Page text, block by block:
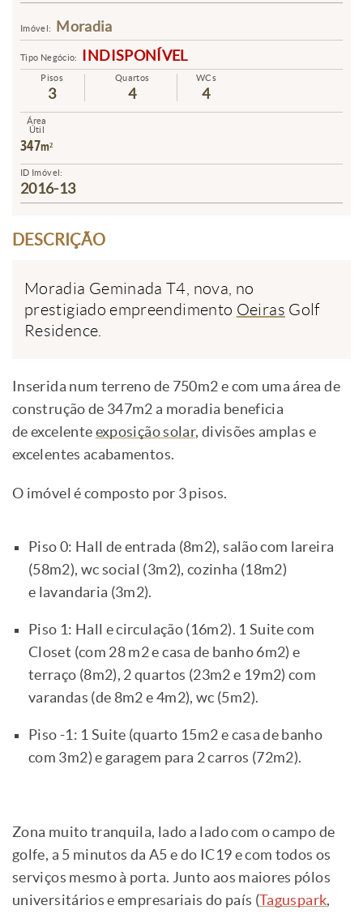
Imóvel: Moradia
Tipo Negócio: INDISPONÍVEL
Pisos
3
Quartos
4
WCs
4
Área
Útil
347m²
ID Imóvel:
2016-13
DESCRIÇÃO
Moradia Geminada T4, nova, no
prestigiado empreendimento Oeiras Golf
Residence.
Inserida num terreno de 750m2 e com uma área de
construção de 347m2 a moradia beneficia
de excelente exposição solar, divisões amplas e
excelentes acabamentos.
O imóvel é composto por 3 pisos.
Piso 0: Hall de entrada (8m2), salão com lareira
(58m2), wc social (3m2), cozinha (18m2)
e lavandaria (3m2).
Piso 1: Hall e circulação (16m2). 1 Suite com
Closet (com 28 m2 e casa de banho 6m2) e
terraço (8m2), 2 quartos (23m2 e 19m2) com
varandas (de 8m2 e 4m2), wc (5m2).
Piso -1: 1 Suite (quarto 15m2 e casa de banho
com 3m2) e garagem para 2 carros (72m2).
Zona muito tranquila, lado a lado com o campo de
golfe, a 5 minutos da A5 e do IC19 e com todos os
serviços mesmo à porta. Junto aos maiores pólos
universitários e empresariais do país (Taguspark,